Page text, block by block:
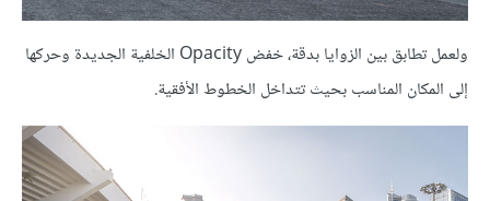
ولعمل تطابق بين الزوايا بدقة، خفض Opacity الخلفية الجديدة وحركها
إلى المكان المناسب بحيث تتداخل الخطوط الأفقية.